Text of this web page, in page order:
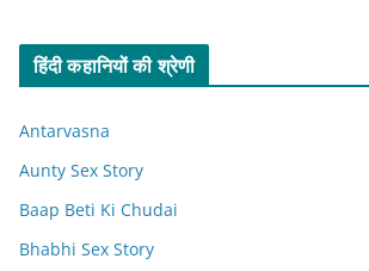
हिंदी कहानियों की श्रेणी
Antarvasna
Aunty Sex Story
Baap Beti Ki Chudai
Bhabhi Sex Story